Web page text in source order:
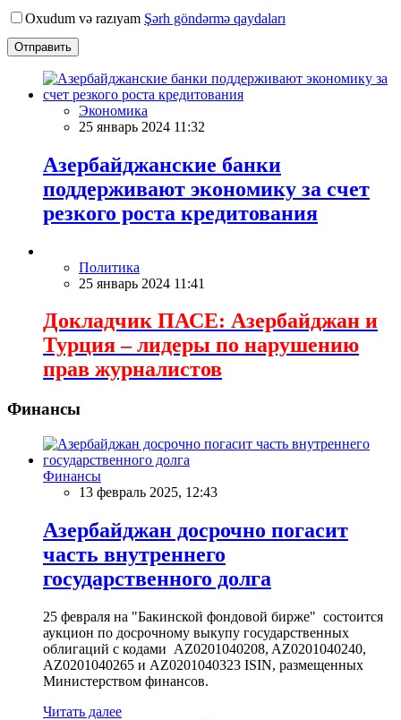
Oxudum və razıyam Şərh göndərmə qaydaları
Отправить
Экономика
25 январь 2024 11:32
Азербайджанские банки
поддерживают экономику за счет
резкого роста кредитования
Политика
25 январь 2024 11:41
Докладчик ПАСЕ: Азербайджан и
Турция – лидеры по нарушению
прав журналистов
Финансы
Финансы
13 февраль 2025, 12:43
Азербайджан досрочно погасит
часть внутреннего
государственного долга
25 февраля на "Бакинской фондовой бирже" состоится
аукцион по досрочному выкупу государственных
облигаций с кодами AZ0201040208, AZ0201040240,
AZ0201040265 и AZ0201040323 ISIN, размещенных
Министерством финансов.
Читать далее